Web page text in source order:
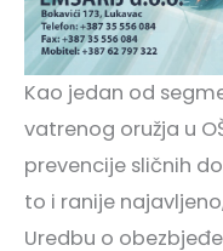
Kao jedan od
vatrenog oružja u
prevencije sličnih
to i ranije
Uredbu o